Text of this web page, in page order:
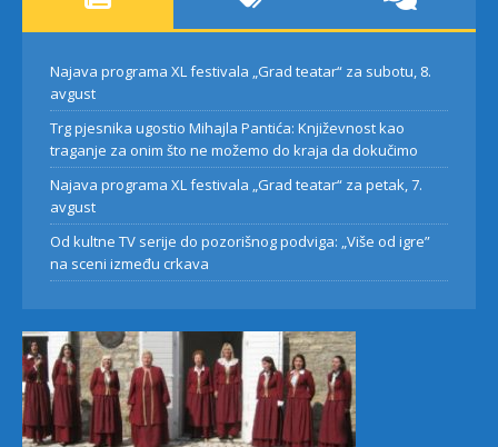
Najava programa XL festivala „Grad teatar“ za subotu, 8.
avgust
Trg pjesnika ugostio Mihajla Pantića: Književnost kao
traganje za onim što ne možemo do kraja da dokučimo
Najava programa XL festivala „Grad teatar“ za petak, 7.
avgust
Od kultne TV serije do pozorišnog podviga: „Više od igre”
na sceni između crkava